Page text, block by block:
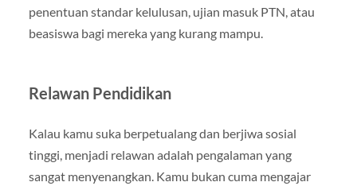
penentuan standar kelulusan, ujian masuk PTN, atau
beasiswa bagi mereka yang kurang mampu.
Relawan Pendidikan
Kalau kamu suka berpetualang dan berjiwa sosial
tinggi, menjadi relawan adalah pengalaman yang
sangat menyenangkan. Kamu bukan cuma mengajar